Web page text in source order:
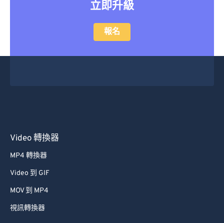
立即升級
報名
Video 轉換器
MP4 轉換器
Video 到 GIF
MOV 到 MP4
視訊轉換器